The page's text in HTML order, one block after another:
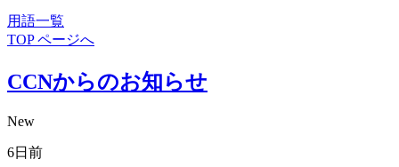
用語一覧
TOP ページへ
CCNからのお知らせ
New
6日前